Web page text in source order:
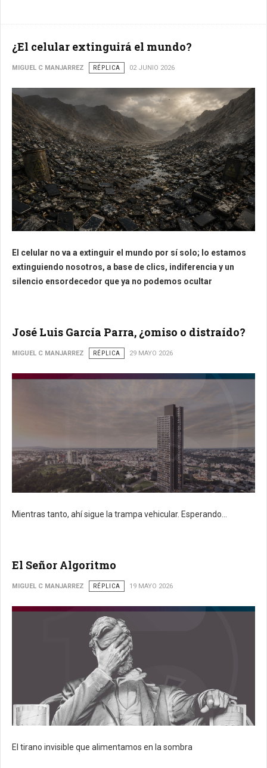
¿El celular extinguirá el mundo?
MIGUEL C MANJARREZ RÉPLICA 02 JUNIO 2026
El celular no va a extinguir el mundo por sí solo; lo estamos
extinguiendo nosotros, a base de clics, indiferencia y un
silencio ensordecedor que ya no podemos ocultar
José Luis García Parra, ¿omiso o distraído?
MIGUEL C MANJARREZ RÉPLICA 29 MAYO 2026
Mientras tanto, ahí sigue la trampa vehicular. Esperando...
El Señor Algoritmo
MIGUEL C MANJARREZ RÉPLICA 19 MAYO 2026
El tirano invisible que alimentamos en la sombra